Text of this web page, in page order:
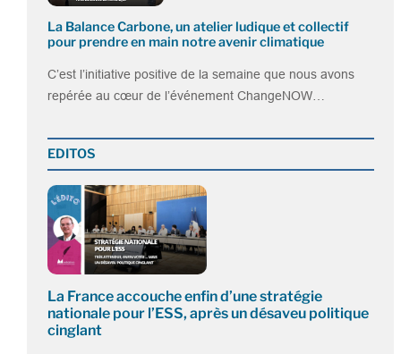
La Balance Carbone, un atelier ludique et collectif
pour prendre en main notre avenir climatique
C’est l’initiative positive de la semaine que nous avons
repérée au cœur de l’événement ChangeNOW…
EDITOS
La France accouche enfin d’une stratégie
nationale pour l’ESS, après un désaveu politique
cinglant